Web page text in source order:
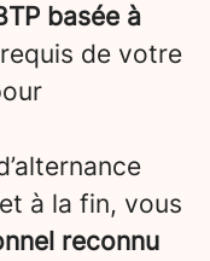
basée à
de votre
à la fin, vous
reconnu